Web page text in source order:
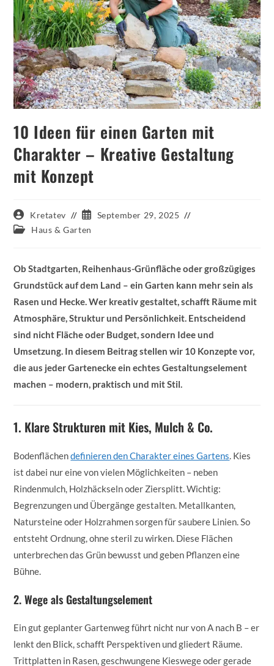
10 Ideen für einen Garten mit
Charakter – Kreative Gestaltung
mit Konzept
Beitrags-
Autor:
Kretatev
BeitragSeptember 29, 2025
Beitrags-Haus & Garten
Ob Stadtgarten, Reihenhaus-Grünfläche oder großzügiges
Grundstück auf dem Land – ein Garten kann mehr sein als
Rasen und Hecke. Wer kreativ gestaltet, schafft Räume mit
Atmosphäre, Struktur und Persönlichkeit. Entscheidend
sind nicht Fläche oder Budget, sondern Idee und
Umsetzung. In diesem Beitrag stellen wir 10 Konzepte vor,
die aus jeder Gartenecke ein echtes Gestaltungselement
machen – modern, praktisch und mit Stil.
1. Klare Strukturen mit Kies, Mulch & Co.
Bodenflächendefinieren den Charakter eines Gartens. Kies
ist dabei nur eine von vielen Möglichkeiten – neben
Rindenmulch, Holzhäckseln oder Ziersplitt. Wichtig:
Begrenzungen und Übergänge gestalten. Metallkanten,
Natursteine oder Holzrahmen sorgen für saubere Linien. So
entsteht Ordnung, ohne steril zu wirken. Diese Flächen
unterbrechen das Grün bewusst und geben Pflanzen eine
Bühne.
2. Wege als Gestaltungselement
Ein gut geplanter Gartenweg führt nicht nur von A nach B – er
lenkt den Blick, schafft Perspektiven und gliedert Räume.
Trittplatten in Rasen, geschwungene Kieswege oder gerade